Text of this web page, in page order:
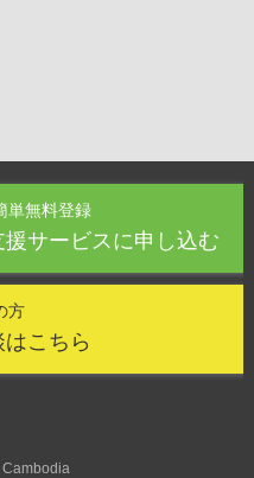
単無料登録
援サービスに申し込む
方
はこちら
Cambodia